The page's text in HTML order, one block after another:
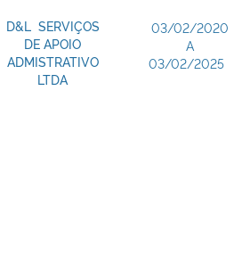
D&L SERVIÇOS
DE APOIO
ADMISTRATIVO
LTDA
03/02/2020
A
03/02/2025